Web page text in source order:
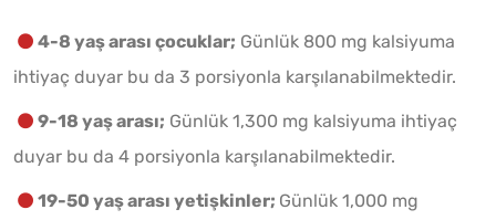
4-8 yaş arası çocuklar; Günlük 800 mg kalsiyuma
ihtiyaç duyar bu da 3 porsiyonla karşılanabilmektedir.
9-18 yaş arası; Günlük 1,300 mg kalsiyuma ihtiyaç
duyar bu da 4 porsiyonla karşılanabilmektedir.
19-50 yaş arası yetişkinler; Günlük 1,000 mg